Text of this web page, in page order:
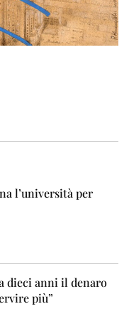
l’università per
dieci anni il denaro
più”